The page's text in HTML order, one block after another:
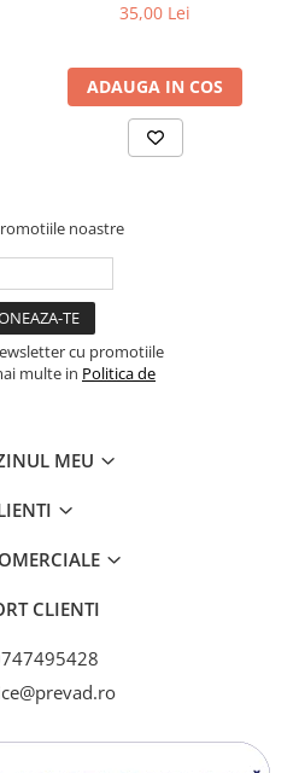
35,00 Lei
ADAUGA IN COS
noastre
cu promotiile
multe in Politica de
MEU
CLIENTI